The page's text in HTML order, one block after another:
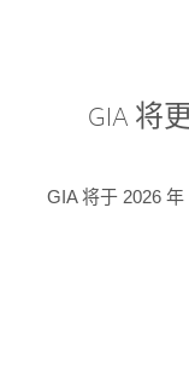
GIA 将
GIA 将于 2026